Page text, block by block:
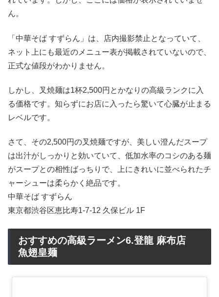
ん。
「中華そば すずらん」は、店内撮影禁止となっていて、
ネット上にも最近のメニュー表が掲載されていないので、
正式な値段がわかりません。
しかし、叉焼麺は1杯2,500円とかなりの高級ランクに入
る価格です。知らずにお店に入ったら驚いて心臓が止まる
レベルです。
さて、その2,500円の叉焼麺ですが、美しい澄んだスープ
は出汁がしっかりと効いていて、低加水率のコシのある麺
がスープとの相性ばっちりで、上にきれいに並べられたチ
ャーシューは柔らかく絶品です。
中華そば すずらん
東京都渋谷区恵比寿1-7-12 久保ビル 1F
おすすめの高級ラーメン6.登龍 麻布店
魚翅皇麺